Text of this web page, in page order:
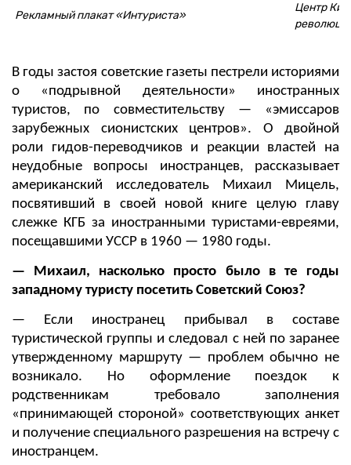
Рекламный плакат «Интуриста»
Центр
В годы застоя советские газеты пестрели историями
о «подрывной деятельности» иностранных
туристов, по совместительству — «эмиссаров
зарубежных сионистских центров». О двойной
роли гидов-переводчиков и реакции властей на
неудобные вопросы иностранцев, рассказывает
американский исследователь Михаил Мицель,
посвятивший в своей новой книге целую главу
слежке КГБ за иностранными туристами-евреями,
посещавшими УССР в 1960 — 1980 годы.
— Михаил, насколько просто было в те годы
западному туристу посетить Советский Союз?
— Если иностранец прибывал в составе
туристической группы и следовал с ней по заранее
утвержденному маршруту — проблем обычно не
возникало. Но оформление поездок к
родственникам требовало заполнения
«принимающей стороной» соответствующих анкет
и получение специального разрешения на встречу с
иностранцем.